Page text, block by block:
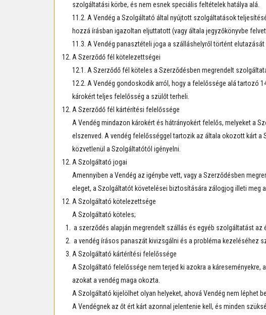
szolgáltatási körbe, és nem esnek speciális feltételek hatálya alá.
11.2. A Vendég a Szolgáltató által nyújtott szolgáltatások
hozzá írásban igazoltan eljuttatott (vagy általa jegyzőkönyvbe
11.3. A Vendég panasztételi joga a szálláshelyről történt elutazását
A Szerződő fél kötelezettségei
12.1. A Szerződő fél köteles a Szerződésben megrendelt
12.2. A Vendég gondoskodik arról, hogy a felelőssége alá tartozó
károkért teljes felelősség a szülőt terheli.
A Szerződő fél kártérítési felelőssége
A Vendég mindazon károkért és hátrányokért felelős, melyeket a
elszenved. A vendég felelősséggel tartozik az általa okozott kárt
közvetlenül a Szolgáltatótól igényelni.
A Szolgáltató jogai
Amennyiben a Vendég az igénybe vett, vagy a Szerződésben
eleget, a Szolgáltatót követelései biztosítására zálogjog illeti meg
A Szolgáltató kötelezettsége
A Szolgáltató köteles;
a szerződés alapján megrendelt szállás és egyéb szolgáltatást
a vendég írásos panaszát kivizsgálni és a probléma kezeléséhez
A Szolgáltató kártérítési felelőssége
A Szolgáltató felelőssége nem terjed ki azokra a
azokat a vendég maga okozta.
A Szolgáltató kijelölhet olyan helyeket, ahová Vendég nem léphet
A Vendégnek az őt ért kárt azonnal jelentenie kell, és minden